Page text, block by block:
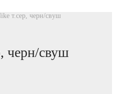
т.сер, черн/свуш
черн/свуш